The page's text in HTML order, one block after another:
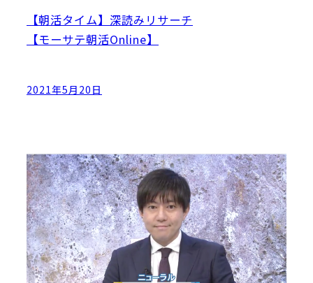
【朝活タイム】深読みリサーチ
【モーサテ朝活Online】
2021年5月20日